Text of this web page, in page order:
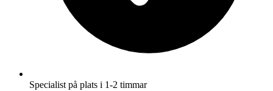
Specialist på plats i 1-2 timmar